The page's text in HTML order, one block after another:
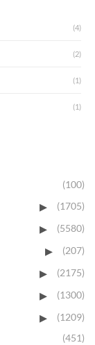
(4)
(2)
(1)
(1)
(100)
▸ (1705)
▸ (5580)
▸ (207)
▸ (2175)
▸ (1300)
▸ (1209)
(451)